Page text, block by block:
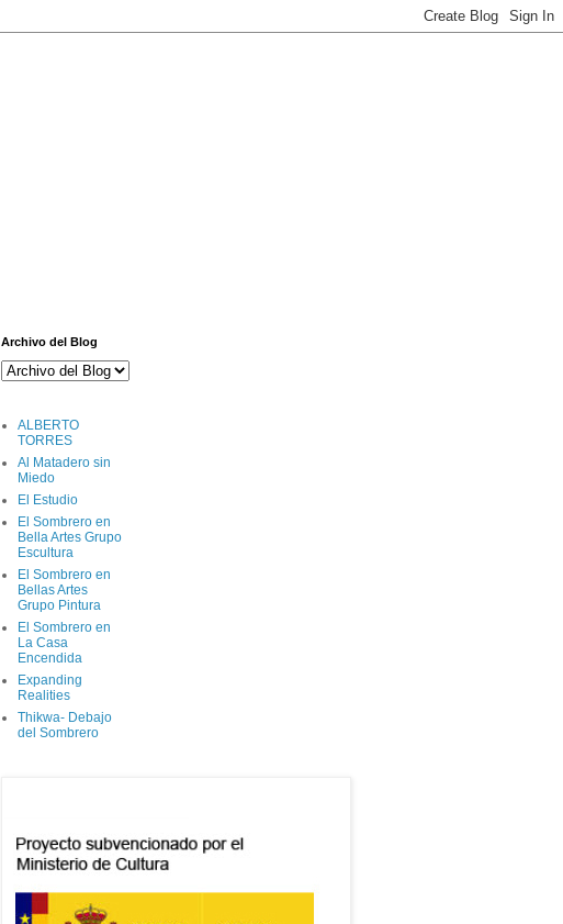
Archivo del Blog
ALBERTO
TORRES
Al Matadero sin
Miedo
El Estudio
El Sombrero en
Bella Artes Grupo
Escultura
El Sombrero en
Bellas Artes
Grupo Pintura
El Sombrero en
La Casa
Encendida
Expanding
Realities
Thikwa- Debajo
del Sombrero